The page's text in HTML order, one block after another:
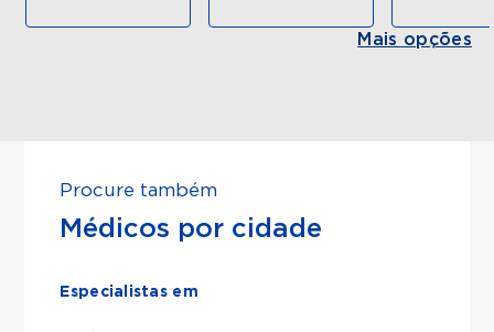
Mais opções
Procure também
Médicos por cidade
Especialistas em